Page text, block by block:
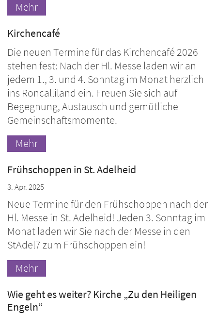
Mehr
Kirchencafé
Die neuen Termine für das Kirchencafé 2026
stehen fest: Nach der Hl. Messe laden wir an
jedem 1., 3. und 4. Sonntag im Monat herzlich
ins Roncalliland ein. Freuen Sie sich auf
Begegnung, Austausch und gemütliche
Gemeinschaftsmomente.
Mehr
Frühschoppen in St. Adelheid
3. Apr. 2025
Neue Termine für den Frühschoppen nach der
Hl. Messe in St. Adelheid! Jeden 3. Sonntag im
Monat laden wir Sie nach der Messe in den
StAdel7 zum Frühschoppen ein!
Mehr
Wie geht es weiter? Kirche „Zu den Heiligen
Engeln“